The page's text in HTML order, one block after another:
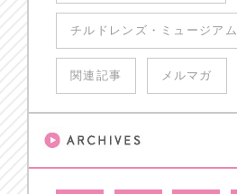
チルドレンズ・ミュージアム
関連記事 メルマガ